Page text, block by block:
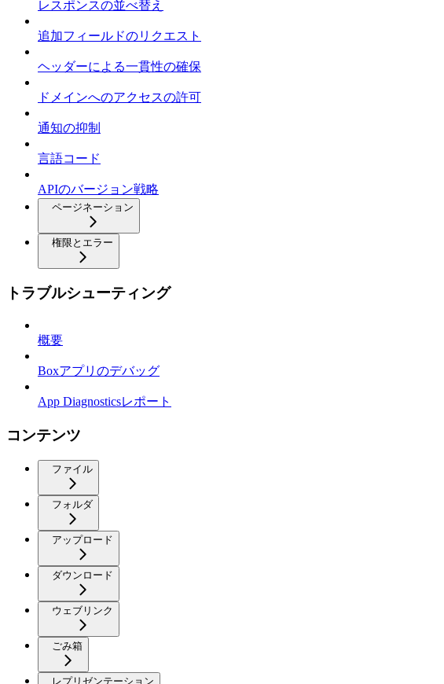
レスポンスの並べ替え
追加フィールドのリクエスト
ヘッダーによる一貫性の確保
ドメインへのアクセスの許可
通知の抑制
言語コード
APIのバージョン戦略
ページネーション
権限とエラー
トラブルシューティング
概要
Boxアプリのデバッグ
App Diagnosticsレポート
コンテンツ
ファイル
フォルダ
アップロード
ダウンロード
ウェブリンク
ごみ箱
レプリゼンテーション